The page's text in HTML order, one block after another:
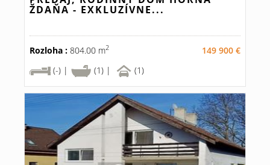
ŽDAŇA - EXKLUZÍVNE...
Rozloha : 804.00 m2
149 900 €
(-) |
(1) | (1)